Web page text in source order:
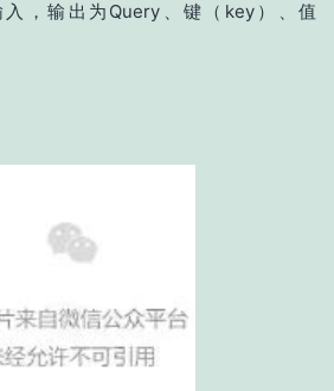
，输出为Query、键（key）、值